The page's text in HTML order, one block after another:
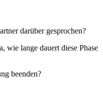
darüber gesprochen?
wie lange dauert diese Phase
beenden?